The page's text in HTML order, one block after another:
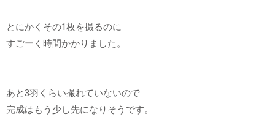
とにかくその1枚を撮るのに
すごーく時間かかりました。
あと3羽くらい撮れていないので
完成はもう少し先になりそうです。